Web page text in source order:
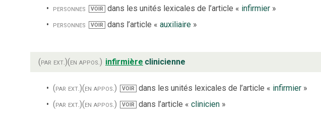
personnes VOIR dans les unités lexicales de l’article « infirmier»
personnes
VOIR dans l’article « auxiliaire»
(par ext.)(en appos.) infirmière clinicienne
(par ext.)(en appos.) VOIR dans les unités lexicales de l’article « infirmier»
(par ext.)(en appos.) VOIR dans l’article « clinicien»